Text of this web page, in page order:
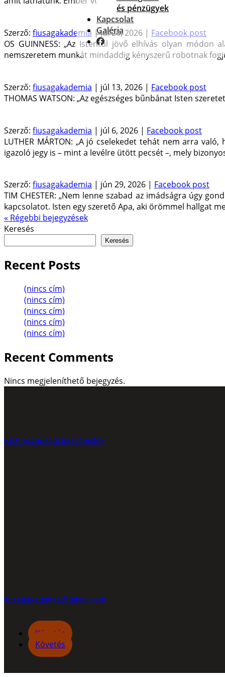
és pénzügyek
Kapcsolat
Galéria
Szerző: fiusagakademia |júl 20, 2026 | Facebook post
OS GUINNESS: „Az Istentől jövő elhívás olyan
nemszeretem munkát mindaddig kényszerű robotnak
Szerző: fiusagakademia | júl 13, 2026 | Facebook post
THOMAS WATSON: „Az egészséges bűnbánat Isten
Szerző: fiusagakademia | júl 6, 2026 | Facebook post
LUTHER MÁRTON: „A jó cselekedet tehát nem arra
igazoló jegy is – mint a levélre ütött pecsét –, mely
Szerző: fiusagakademia | jún 29, 2026 | Facebook post
TIM CHESTER: „Nem lenne szabad az imádságra úgy
kapcsolatot. Isten egy szerető Apa, aki örömmel hallgat
« Régebbi bejegyzések
Keresés
Keresés
Recent Posts
(nincs cím)
(nincs cím)
(nincs cím)
(nincs cím)
(nincs cím)
Recent Comments
Nincs megjeleníthető bejegyzés.
Közhasznúsági beszámolók
fiusagakademia@gmail.com
Követés
Követés